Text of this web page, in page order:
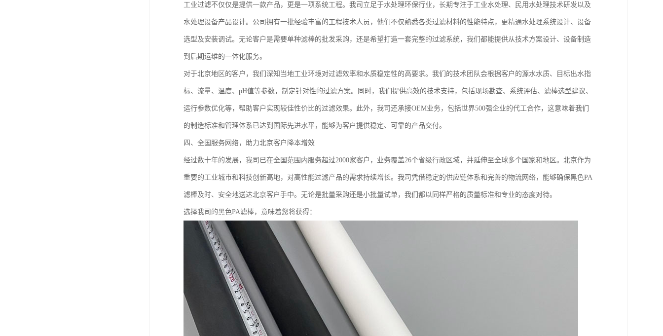
工业过滤不仅仅是提供一款产品，更是一项系统工程。我司立足于水处理环保行业，长期专注于工业水处理、民用水处理技术研发以及
水处理设备产品设计。公司拥有一批经验丰富的工程技术人员，他们不仅熟悉各类过滤材料的性能特点，更精通水处理系统设计、设备
选型及安装调试。无论客户是需要单种滤棒的批发采购，还是希望打造一套完整的过滤系统，我们都能提供从技术方案设计、设备制造
到后期运维的一体化服务。
对于北京地区的客户，我们深知当地工业环境对过滤效率和水质稳定性的高要求。我们的技术团队会根据客户的源水水质、目标出水指
标、流量、温度、pH值等参数，制定针对性的过滤方案。同时，我们提供高效的技术支持，包括现场勘查、系统评估、滤棒选型建议、
运行参数优化等，帮助客户实现较佳性价比的过滤效果。此外，我司还承接OEM业务，包括世界500强企业的代工合作，这意味着我们
的制造标准和管理体系已达到国际先进水平，能够为客户提供稳定、可靠的产品交付。
四、全国服务网络，助力北京客户降本增效
经过数十年的发展，我司已在全国范围内服务超过2000家客户，业务覆盖26个省级行政区域，并延伸至全球多个国家和地区。北京作为
重要的工业城市和科技创新高地，对高性能过滤产品的需求持续增长。我司凭借稳定的供应链体系和完善的物流网络，能够确保黑色PA
滤棒及时、安全地送达北京客户手中。无论是批量采购还是小批量试单，我们都以同样严格的质量标准和专业的态度对待。
选择我司的黑色PA滤棒，意味着您将获得：